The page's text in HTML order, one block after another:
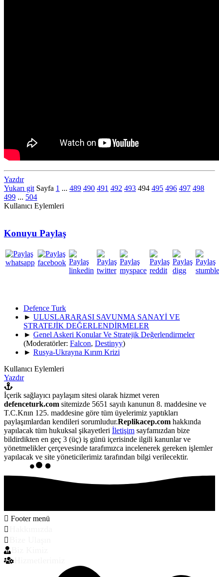
Yazdır
Yukarı git Sayfa 1 ... 489 490 491 492 493 494 495 496 497 498
499 ... 504
Kullanıcı Eylemleri
Konuyu Paylaş
Defence Turk
► ULUSLARARASI SAVUNMA SANAYİ VE
STRATEJİK DEĞERLENDİRMELER
► Genel Askeri Konular Ve Stratejik Değerlendirmeler
(Moderatörler: Falcon, Destinyy)
► Rusya-Ukrayna Kırım Krizi
Kullanıcı Eylemleri
Yazdır
İçerik sağlayıcı paylaşım sitesi olarak hizmet veren
defenceturk.com sitemizde 5651 sayılı kanunun 8. maddesine ve
T.C.Knın 125. maddesine göre tüm üyelerimiz yaptıkları
paylaşımlardan kendileri sorumludur.Replikacep.com hakkında
yapılacak tüm hukuksal şikayetleri İletişim sayfamızdan bize
bildirdikten en geç 3 (üç) iş günü içerisinde ilgili kanunlar ve
yönetmelikler çerçevesinde tarafımızca incelenerek gereken işlemler
yapılacak ve site yöneticilerimiz tarafından bilgi verilecektir.
Footer menü